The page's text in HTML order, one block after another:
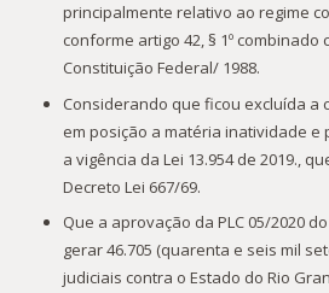
principalmente relativo ao regime
conforme artigo 42, § 1º combinado
Constituição Federal/ 1988.
Considerando que ficou excluída a
em posição a matéria inatividade e
a vigência da Lei 13.954 de 2019.,
Decreto Lei 667/69.
Que a aprovação da PLC 05/2020
gerar 46.705 (quarenta e seis mil
judiciais contra o Estado do Rio